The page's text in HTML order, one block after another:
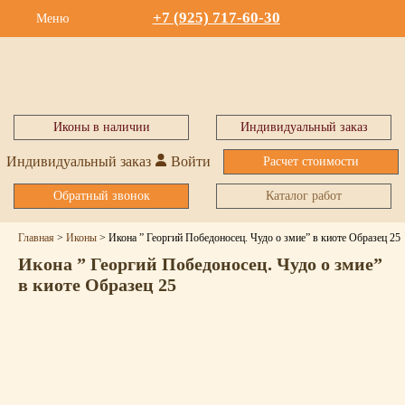
Меню +7 (925) 717-60-30
Иконы в наличии Индивидуальный заказ
Индивидуальный заказ Войти Расчет стоимости
Обратный звонок Каталог работ
Главная > Иконы > Икона ” Георгий Победоносец. Чудо о змие” в киоте Образец 25
Икона ” Георгий Победоносец. Чудо о змие”
в киоте Образец 25